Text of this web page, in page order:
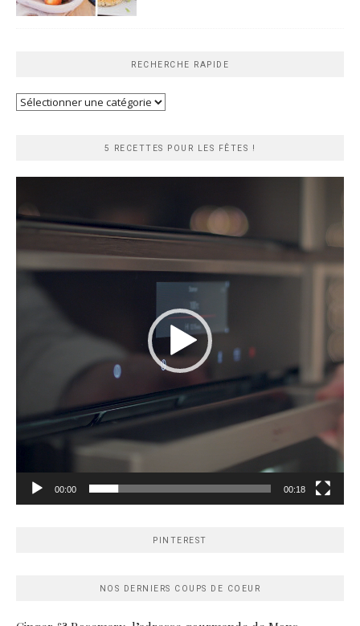
RECHERCHE RAPIDE
Recherche
5 RECETTES POUR LES FÊTES !
00:00 00:18
PINTEREST
NOS DERNIERS COUPS DE COEUR